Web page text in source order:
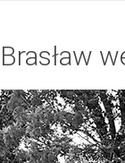
Brasław